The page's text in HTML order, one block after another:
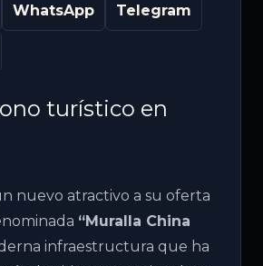
WhatsApp Telegram
turístico en
nuevo atractivo a su oferta
“Muralla China
infraestructura que ha